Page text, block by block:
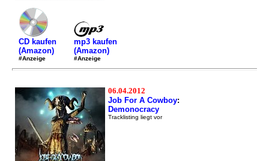
CD kaufen
(Amazon)
#Anzeige
mp3 kaufen
(Amazon)
#Anzeige
06.04.2012
Job For A Cowboy:
Demonocracy
Tracklisting liegt vor